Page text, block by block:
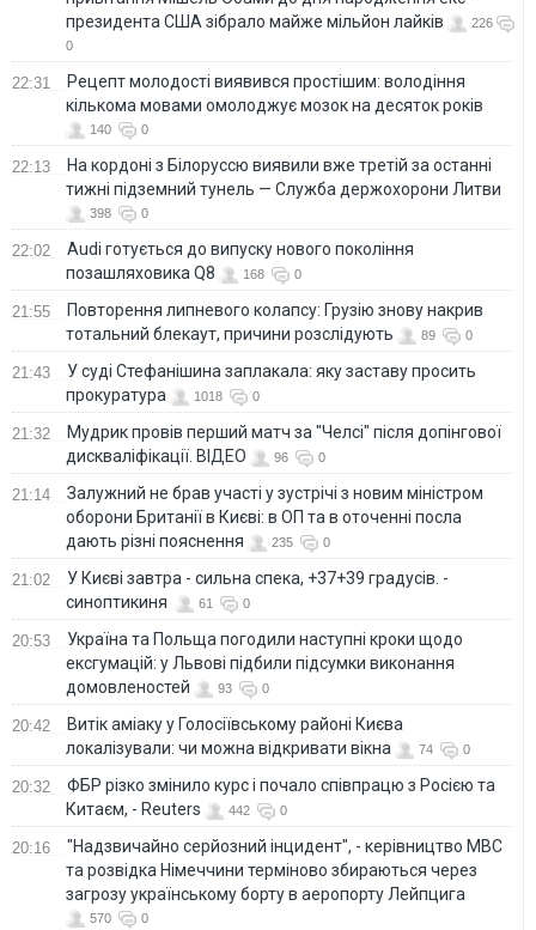
президента США зібрало майже мільйон лайків
226
0
22:31
Рецепт молодості виявився простішим: володіння
кількома мовами омолоджує мозок на десяток років
140 0
22:13
На кордоні з Білоруссю виявили вже третій за останні
тижні підземний тунель — Служба держохорони Литви
398 0
22:02
Audi готується до випуску нового покоління
позашляховика Q8
168 0
21:55
Повторення липневого колапсу: Грузію знову накрив
тотальний блекаут, причини розслідують
89 0
21:43
У суді Стефанішина заплакала: яку заставу просить
прокуратура
1018 0
21:32
Мудрик провів перший матч за "Челсі" після допінгової
дискваліфікації. ВІДЕО
96 0
21:14
Залужний не брав участі у зустрічі з новим міністром
оборони Британії в Києві: в ОП та в оточенні посла
дають різні пояснення
235 0
21:02
У Києві завтра - сильна спека, +37+39 градусів. -
синоптикиня
61 0
20:53
Україна та Польща погодили наступні кроки щодо
ексгумацій: у Львові підбили підсумки виконання
домовленостей
93 0
20:42
Витік аміаку у Голосіївському районі Києва
локалізували: чи можна відкривати вікна
74 0
20:32
ФБР різко змінило курс і почало співпрацю з Росією та
Китаєм, - Reuters
442 0
20:16
"Надзвичайно серйозний інцидент", - керівництво МВС
та розвідка Німеччини терміново збираються через
загрозу українському борту в аеропорту Лейпцига
570 0